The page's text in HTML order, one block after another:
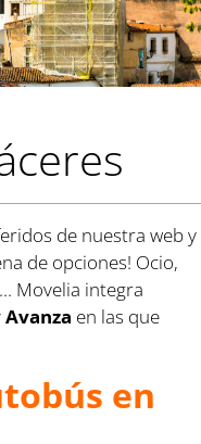
de nuestra web y
de opciones! Ocio,
Movelia integra
Avanza en las que
en